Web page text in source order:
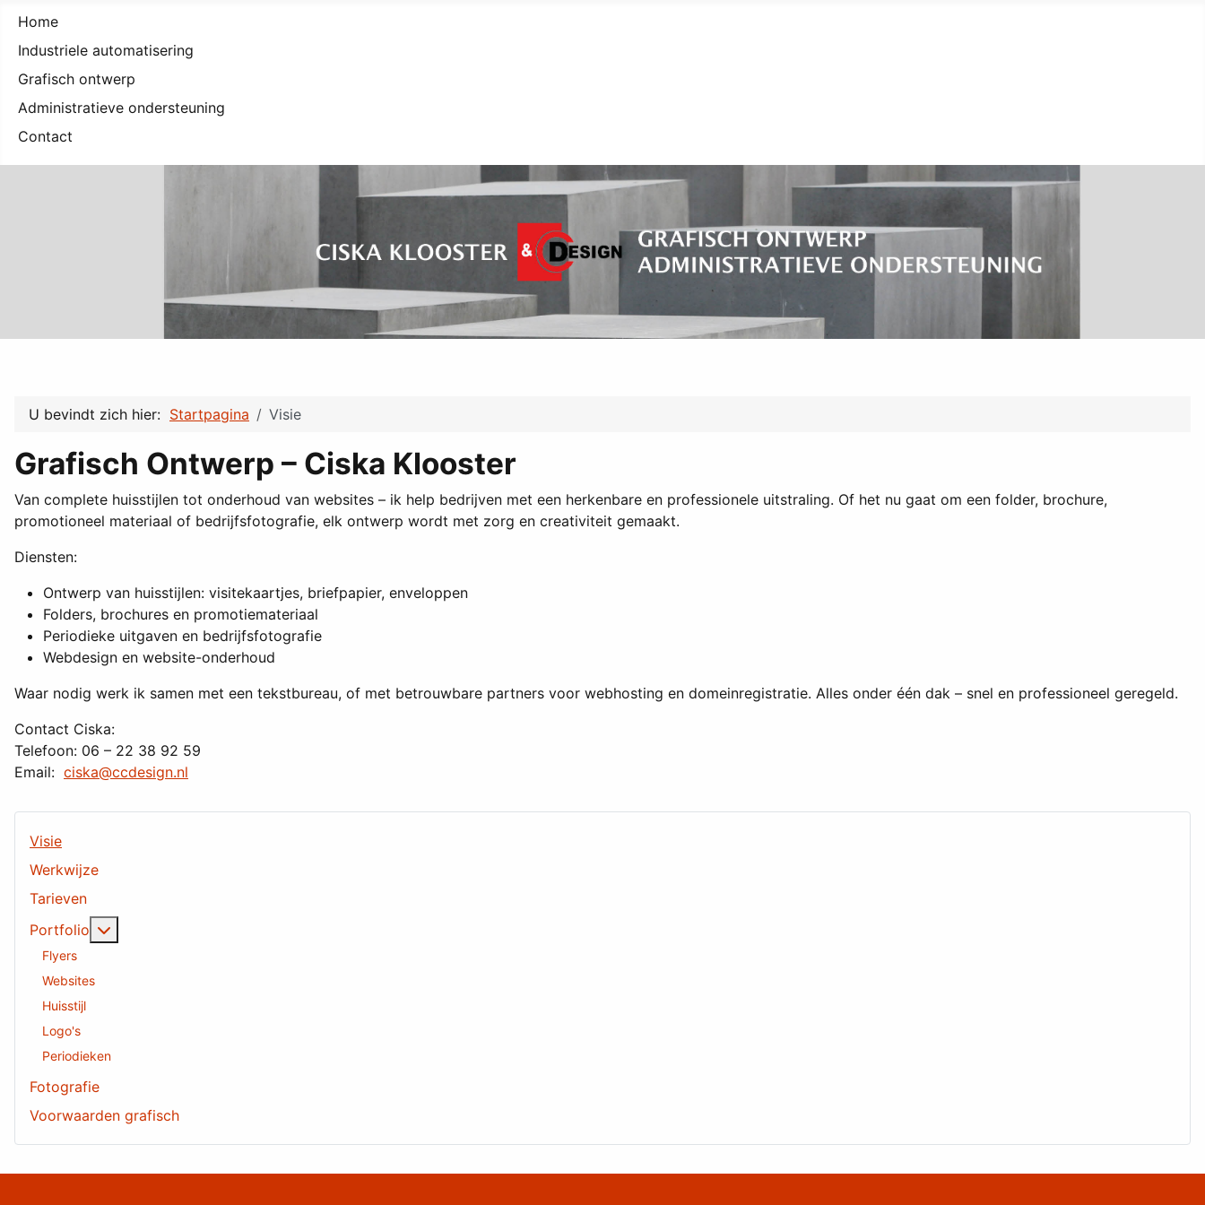
Home
Industriele automatisering
Grafisch ontwerp
Administratieve ondersteuning
Contact
Visie
Werkwijze
Tarieven
Portfolio
Flyers
Websites
Huisstijl
Logo's
Periodieken
Fotografie
Voorwaarden grafisch
U bevindt zich hier: Startpagina Visie
Grafisch Ontwerp – Ciska Klooster
Van complete huisstijlen tot onderhoud van websites – ik help bedrijven met een herkenbare en professionele uitstraling. Of het nu gaat om een folder, brochure,
promotioneel materiaal of bedrijfsfotografie, elk ontwerp wordt met zorg en creativiteit gemaakt.
Diensten:
Ontwerp van huisstijlen: visitekaartjes, briefpapier, enveloppen
Folders, brochures en promotiemateriaal
Periodieke uitgaven en bedrijfsfotografie
Webdesign en website-onderhoud
Waar nodig werk ik samen met een tekstbureau, of met betrouwbare partners voor webhosting en domeinregistratie. Alles onder één dak – snel en professioneel geregeld.
Contact Ciska:
Telefoon: 06 – 22 38 92 59
Email: ciska@ccdesign.nl